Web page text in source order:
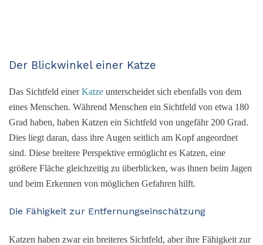
Der Blickwinkel einer Katze
Das Sichtfeld einerKatze unterscheidet sich ebenfalls von dem
eines Menschen. Während Menschen ein Sichtfeld von etwa 180
Grad haben, haben Katzen ein Sichtfeld von ungefähr 200 Grad.
Dies liegt daran, dass ihre Augen seitlich am Kopf angeordnet
sind. Diese breitere Perspektive ermöglicht es Katzen, eine
größere Fläche gleichzeitig zu überblicken, was ihnen beim Jagen
und beim Erkennen von möglichen Gefahren hilft.
Die Fähigkeit zur Entfernungseinschätzung
Katzen haben zwar ein breiteres Sichtfeld, aber ihre Fähigkeit zur